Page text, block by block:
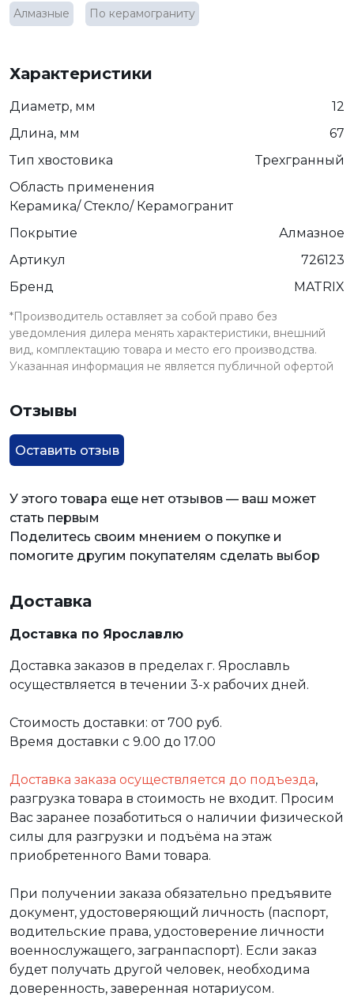
Алмазные По керамограниту
Характеристики
Диаметр, мм
12
Длина, мм
67
Тип хвостовика
Трехгранный
Область применения
Керамика/ Стекло/ Керамогранит
Покрытие
Алмазное
Артикул
726123
Бренд
MATRIX
*Производитель оставляет за собой право без
уведомления дилера менять характеристики, внешний
вид, комплектацию товара и место его производства.
Указанная информация не является публичной офертой
Отзывы
Оставить отзыв
У этого товара еще нет отзывов — ваш может
стать первым
Поделитесь своим мнением о покупке и
помогите другим покупателям сделать выбор
Доставка
Доставка по Ярославлю
Доставка заказов в пределах г. Ярославль
осуществляется в течении 3-х рабочих дней.
Стоимость доставки: от 700 руб.
Время доставки с 9.00 до 17.00
Доставка заказа осуществляется до подъезда,
разгрузка товара в стоимость не входит. Просим
Вас заранее позаботиться о наличии физической
силы для разгрузки и подъёма на этаж
приобретенного Вами товара.
При получении заказа обязательно предъявите
документ, удостоверяющий личность (паспорт,
водительские права, удостоверение личности
военнослужащего, загранпаспорт). Если заказ
будет получать другой человек, необходима
доверенность, заверенная нотариусом.